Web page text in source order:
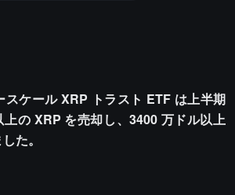
スケール XRP トラスト ETF は上半期
上の XRP を売却し、3400 万ドル以上
た。